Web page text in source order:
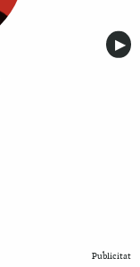
▶︎
Publicitat